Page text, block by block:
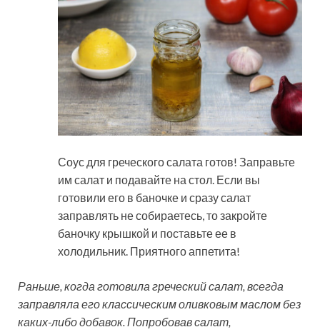
Соус для греческого салата готов! Заправьте
им салат и подавайте на стол. Если вы
готовили его в баночке и сразу салат
заправлять не собираетесь, то закройте
баночку крышкой и поставьте ее в
холодильник. Приятного аппетита!
Раньше, когда готовила греческий салат, всегда
заправляла его классическим оливковым маслом без
каких-либо добавок. Попробовав салат,